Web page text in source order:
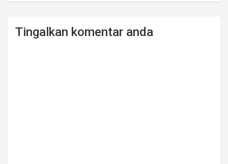
Tingalkan komentar anda